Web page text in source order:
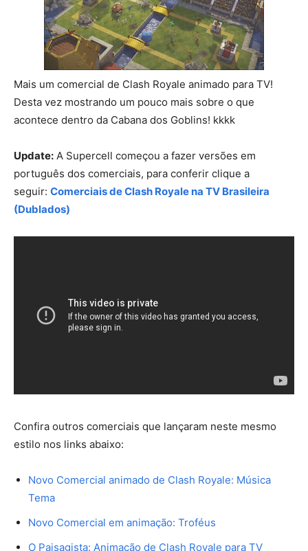
Mais um comercial de Clash Royale animado para TV!
Desta vez mostrando um pouco mais sobre o que
acontece dentro da Cabana dos Goblins! kkkk
Update: A Supercell começou a fazer versões em
português dos comerciais, para conferir clique a
seguir: Comerciais de Clash Royale na TV Brasileira
(Dublados)
Confira outros comerciais que lançaram neste mesmo
estilo nos links abaixo:
Novo Comercial animado de Clash Royale: Música
Tema
Novo Comercial em animação: Troféus
O Paisagista: Animação de Clash Royale para TV